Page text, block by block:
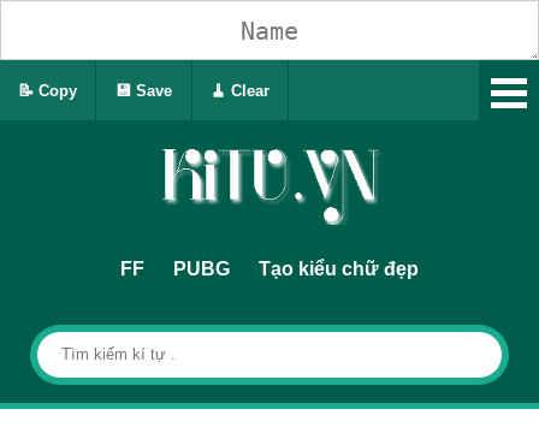
FF PUBG Tạo kiểu chữ đẹp
📝 Copy 💾 Save 🧹 Clear